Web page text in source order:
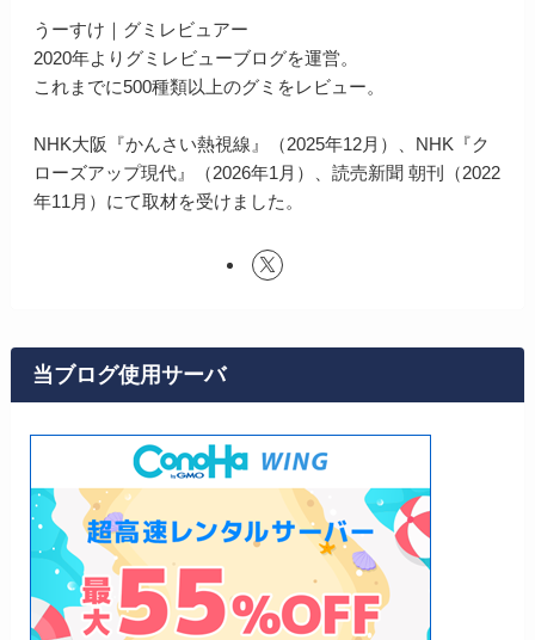
うーすけ｜グミレビュアー
2020年よりグミレビューブログを運営。
これまでに500種類以上のグミをレビュー。
NHK大阪『かんさい熱視線』（2025年12月）、NHK『ク
ローズアップ現代』（2026年1月）、読売新聞 朝刊（2022
年11月）にて取材を受けました。
当ブログ使用サーバ